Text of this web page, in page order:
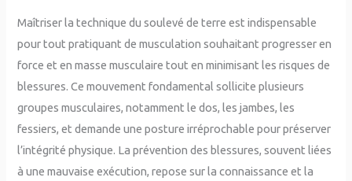
Maîtriser la technique du soulevé de terre est indispensable
pour tout pratiquant de musculation souhaitant progresser en
force et en masse musculaire tout en minimisant les risques de
blessures. Ce mouvement fondamental sollicite plusieurs
groupes musculaires, notamment le dos, les jambes, les
fessiers, et demande une posture irréprochable pour préserver
l’intégrité physique. La prévention des blessures, souvent liées
à une mauvaise exécution, repose sur la connaissance et la